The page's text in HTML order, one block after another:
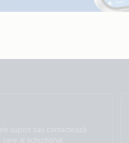
suport sau contactează
care ai achiziționat